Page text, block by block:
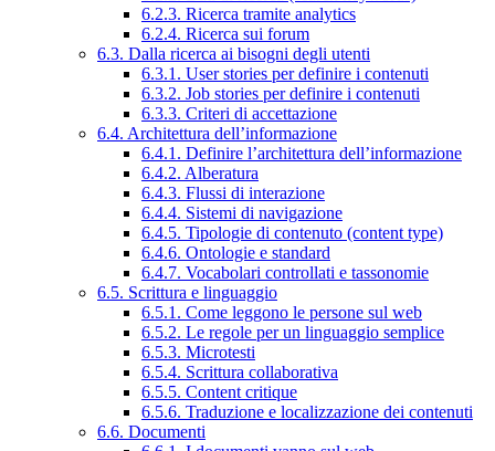
6.2.3. Ricerca tramite analytics
6.2.4. Ricerca sui forum
6.3. Dalla ricerca ai bisogni degli utenti
6.3.1. User stories per definire i contenuti
6.3.2. Job stories per definire i contenuti
6.3.3. Criteri di accettazione
6.4. Architettura dell’informazione
6.4.1. Definire l’architettura dell’informazione
6.4.2. Alberatura
6.4.3. Flussi di interazione
6.4.4. Sistemi di navigazione
6.4.5. Tipologie di contenuto (content type)
6.4.6. Ontologie e standard
6.4.7. Vocabolari controllati e tassonomie
6.5. Scrittura e linguaggio
6.5.1. Come leggono le persone sul web
6.5.2. Le regole per un linguaggio semplice
6.5.3. Microtesti
6.5.4. Scrittura collaborativa
6.5.5. Content critique
6.5.6. Traduzione e localizzazione dei contenuti
6.6. Documenti